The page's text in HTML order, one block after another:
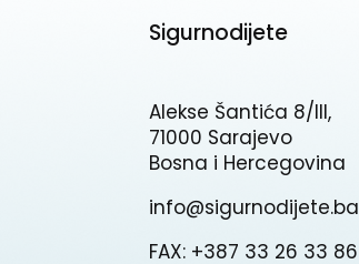
Sigurnodijete
Alekse Šantića 8/III,
71000 Sarajevo
Bosna i Hercegovina
info@sigurnodijete.ba
FAX: +387 33 26 33 86